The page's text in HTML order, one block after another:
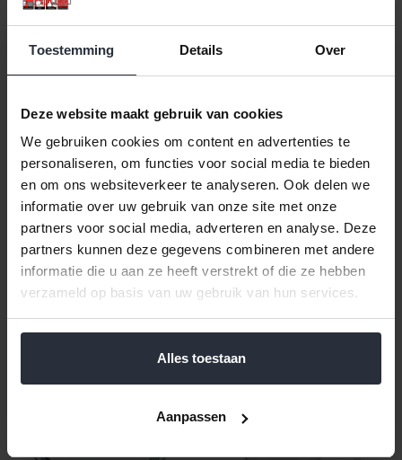
Toestemming Details Over
Deze website maakt gebruik van cookies
We gebruiken cookies om content en advertenties te
personaliseren, om functies voor social media te bieden
en om ons websiteverkeer te analyseren. Ook delen we
informatie over uw gebruik van onze site met onze
partners voor social media, adverteren en analyse. Deze
partners kunnen deze gegevens combineren met andere
informatie die u aan ze heeft verstrekt of die ze hebben
verzameld op basis van uw gebruik van hun services.
Alles toestaan
Aanpassen
Suikerpot 220ml Leonardo
€11,99 Incl. btw
€9,91 Excl. btw
Beschikbaar
In winkelwagen
Taartplateau 32cm ciao
Leonardo
€34,99 Incl. btw
€28,92 Excl. btw
Beschikbaar
In winkelwagen